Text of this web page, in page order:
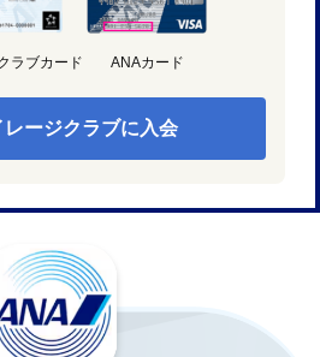
ラブカード ANAカード
ージクラブに入会